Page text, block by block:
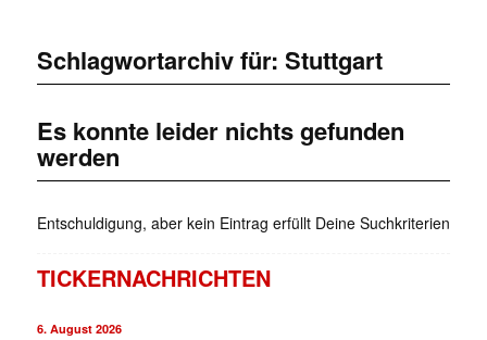
Schlagwortarchiv für: Stuttgart
Es konnte leider nichts gefunden
werden
Entschuldigung, aber kein Eintrag erfüllt Deine Suchkriterien
TICKERNACHRICHTEN
6. August 2026